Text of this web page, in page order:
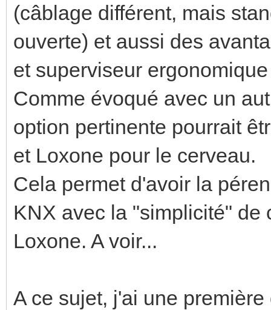
(câblage différent, mais
ouverte) et aussi des
et superviseur
Comme évoqué avec un
option pertinente pourrait
et Loxone pour le cerveau.
Cela permet d'avoir la
KNX avec la "simplicité" de
Loxone. A voir...
A ce sujet, j'ai une